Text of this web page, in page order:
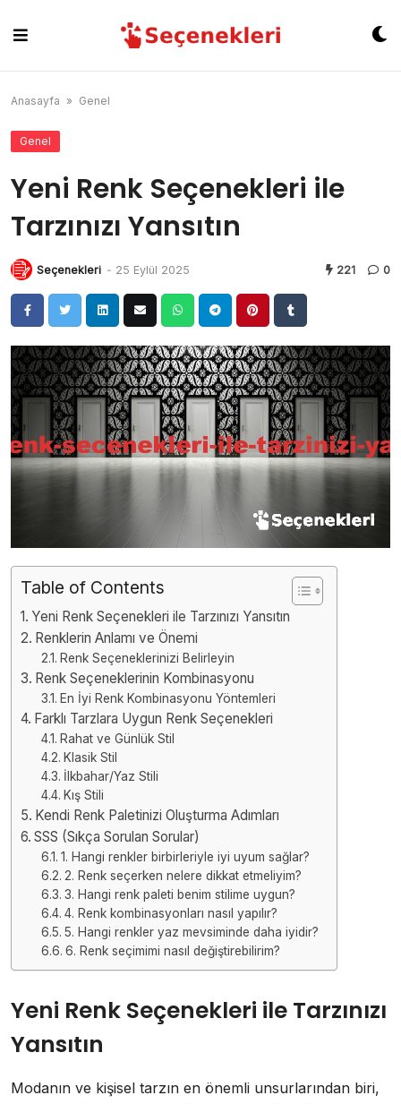
content
Anasayfa » Genel
Genel
Yeni Renk Seçenekleri ile
Tarzınızı Yansıtın
Seçenekleri - 25 Eylül 2025 221 0
Table of Contents
Yeni Renk Seçenekleri ile Tarzınızı Yansıtın
Renklerin Anlamı ve Önemi
Renk Seçeneklerinizi Belirleyin
Renk Seçeneklerinin Kombinasyonu
En İyi Renk Kombinasyonu Yöntemleri
Farklı Tarzlara Uygun Renk Seçenekleri
Rahat ve Günlük Stil
Klasik Stil
İlkbahar/Yaz Stili
Kış Stili
Kendi Renk Paletinizi Oluşturma Adımları
SSS (Sıkça Sorulan Sorular)
1. Hangi renkler birbirleriyle iyi uyum sağlar?
2. Renk seçerken nelere dikkat etmeliyim?
3. Hangi renk paleti benim stilime uygun?
4. Renk kombinasyonları nasıl yapılır?
5. Hangi renkler yaz mevsiminde daha iyidir?
6. Renk seçimimi nasıl değiştirebilirim?
Yeni Renk Seçenekleri ile Tarzınızı
Yansıtın
Modanın ve kişisel tarzın en önemli unsurlarından biri,